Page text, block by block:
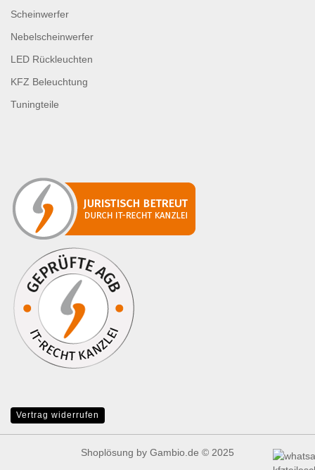
Scheinwerfer
Nebelscheinwerfer
LED Rückleuchten
KFZ Beleuchtung
Tuningteile
Vertrag widerrufen
Shoplösung by Gambio.de © 2025